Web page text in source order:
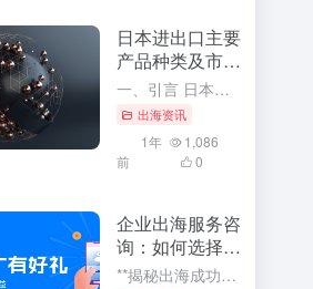
日本进出口主要
产品种类及市场
前景
一、引言 日本，作为全球重要的经济体之一，其进出口贸易在全球贸易格局中占据着举足轻重的地位。了解日本进出口主要产品种类及其市场前景，对于把握全球贸易趋势、预测市场走向、以及制定企业战略决策具有重要的指...
出海资讯
1年
前
1,086
0
企业出海服务咨
询：如何选择合
适的咨询公司**揭秘出海成功秘诀：企业如何选择最合适的出海服务咨询公司** 随着全球化的浪潮汹涌澎湃，企业纷纷把目光投向了国际市场，展开出海之旅。在这个波诡云谲的商业世界中，选择一家合适的出海服务咨询公司成为了许...